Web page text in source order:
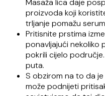
Masaža lica daje
proizvoda koji
trljanje pomažu
Pritisnite prstima
ponavljajući nekoliko
pokrili cijelo
puta.
S obzirom na to da
može podnijeti